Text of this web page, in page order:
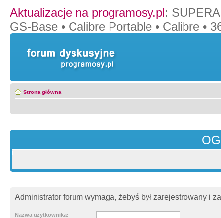
Aktualizacje na programosy.pl:
GS-Base • Calibre Portable • Calibre •
Strona główna
Administrator forum wymaga, żebyś był zarejestrowany i
Nazwa użytkownika: